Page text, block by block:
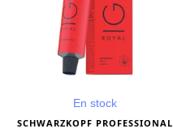
En stock
SCHWARZKOPF PROFESSIONAL